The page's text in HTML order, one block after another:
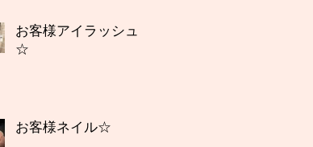
お客様アイラッシュ
☆
お客様ネイル☆